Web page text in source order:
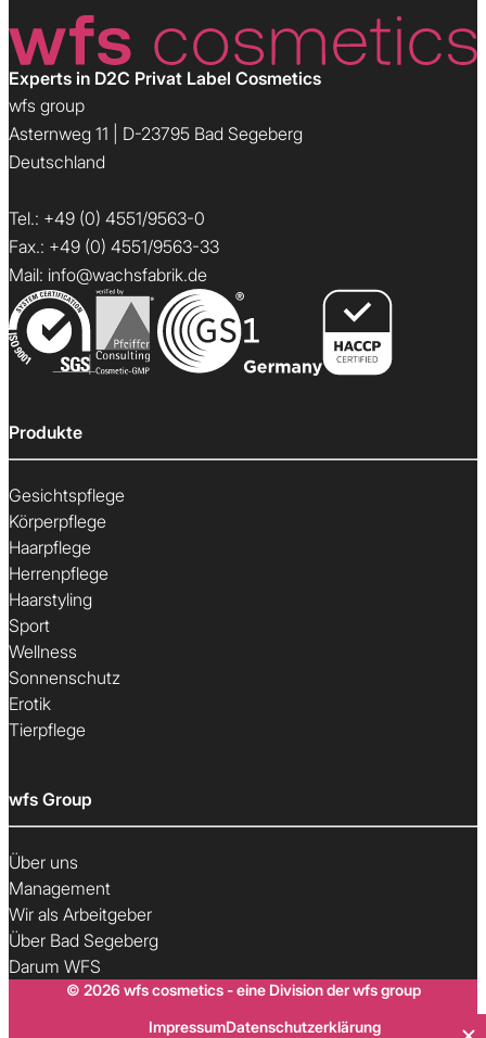
Experts in D2C Privat Label Cosmetics
wfs group
Asternweg 11 | D-23795 Bad Segeberg
Deutschland
Tel.: +49 (0) 4551/9563-0
Fax.: +49 (0) 4551/9563-33
Mail: info@wachsfabrik.de
Produkte
Gesichtspflege
Körperpflege
Haarpflege
Herrenpflege
Haarstyling
Sport
Wellness
Sonnenschutz
Erotik
Tierpflege
wfs Group
Über uns
Management
Wir als Arbeitgeber
Über Bad Segeberg
Darum WFS
© 2026 wfs cosmetics - eine Division der wfs group
ImpressumDatenschutzerklärung